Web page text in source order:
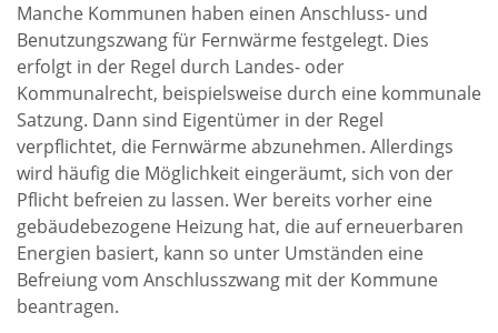
Manche Kommunen haben einen Anschluss- und
Benutzungszwang für Fernwärme festgelegt. Dies
erfolgt in der Regel durch Landes- oder
Kommunalrecht, beispielsweise durch eine kommunale
Satzung. Dann sind Eigentümer in der Regel
verpflichtet, die Fernwärme abzunehmen. Allerdings
wird häufig die Möglichkeit eingeräumt, sich von der
Pflicht befreien zu lassen. Wer bereits vorher eine
gebäudebezogene Heizung hat, die auf erneuerbaren
Energien basiert, kann so unter Umständen eine
Befreiung vom Anschlusszwang mit der Kommune
beantragen.